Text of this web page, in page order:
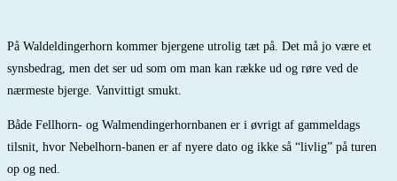
På Waldeldingerhorn kommer bjergene utrolig tæt på. Det må jo være et
synsbedrag, men det ser ud som om man kan række ud og røre ved de
nærmeste bjerge. Vanvittigt smukt.
Både Fellhorn- og Walmendingerhornbanen er i øvrigt af gammeldags
tilsnit, hvor Nebelhorn-banen er af nyere dato og ikke så “livlig” på turen
op og ned.